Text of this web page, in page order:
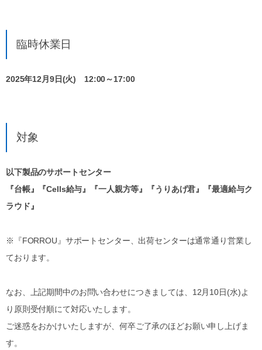
臨時休業日
2025年12月9日(火) 12:00～17:00
対象
以下製品のサポートセンター
『台帳』『Cells給与』『一人親方等』『うりあげ君』『最適給与ク
ラウド』
※『FORROU』サポートセンター、出荷センターは通常通り営業し
ております。
なお、上記期間中のお問い合わせにつきましては、12月10日(水)よ
り原則受付順にて対応いたします。
ご迷惑をおかけいたしますが、何卒ご了承のほどお願い申し上げま
す。